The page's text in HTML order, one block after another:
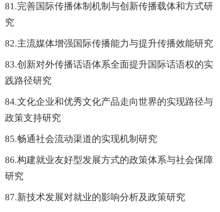
81.完善国际传播体制机制与创新传播载体和方式研
究
82.主流媒体增强国际传播能力与提升传播效能研究
83.创新对外传播话语体系全面提升国际话语权的实
践路径研究
84.文化企业和优秀文化产品走向世界的实现路径与
政策支持研究
85.畅通社会流动渠道的实现机制研究
86.构建就业友好型发展方式的政策体系与社会保障
研究
87.新技术发展对就业的影响分析及政策研究